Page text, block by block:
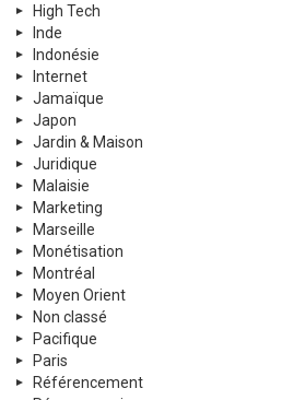
High Tech
Inde
Indonésie
Internet
Jamaïque
Japon
Jardin & Maison
Juridique
Malaisie
Marketing
Marseille
Monétisation
Montréal
Moyen Orient
Non classé
Pacifique
Paris
Référencement